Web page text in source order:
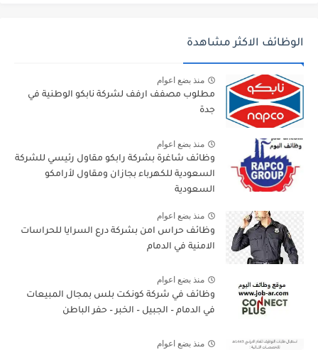
الوظائف الاكثر مشاهدة
منذ بضع اعوام
مطلوب مصفف ارفف لشركة نابكو الوطنية في
جدة
منذ بضع اعوام
وظائف شاغرة بشركة رابكو مقاول رئيسي للشركة
السعودية للكهرباء بجازان ومقاول لأرامكو
السعودية
منذ بضع اعوام
وظائف حراس امن بشركة درع السرايا للحراسات
الامنية في الدمام
منذ بضع اعوام
وظائف في شركة كونكت بلس بمجال المبيعات
في الدمام – الجبيل – الخبر – حفر الباطن
منذ بضع اعوام